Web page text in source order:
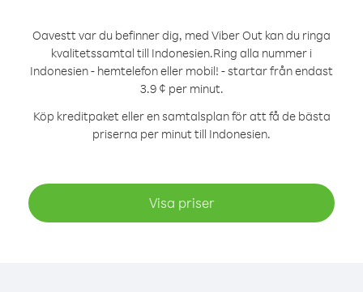
Oavestt var du befinner dig, med Viber Out kan du ringa
kvalitetssamtal till Indonesien.Ring alla nummer i
Indonesien - hemtelefon eller mobil! - startar från endast
3.9 ¢ per minut.
Köp kreditpaket eller en samtalsplan för att få de bästa
priserna per minut till Indonesien.
Visa priser